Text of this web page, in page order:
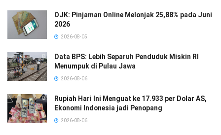
OJK: Pinjaman Online Melonjak 25,88% pada Juni
2026
2026-08-05
Data BPS: Lebih Separuh Penduduk Miskin RI
Menumpuk di Pulau Jawa
2026-08-06
Rupiah Hari Ini Menguat ke 17.933 per Dolar AS,
Ekonomi Indonesia jadi Penopang
2026-08-06